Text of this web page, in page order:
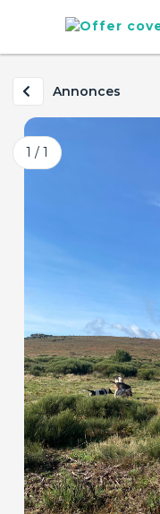
Annonces
1 / 1